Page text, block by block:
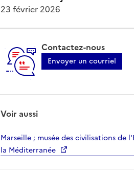
23 février 2026
Contactez-nous
Envoyer un courriel
Voir aussi
Marseille ; musée des civilisations de
la Méditerranée